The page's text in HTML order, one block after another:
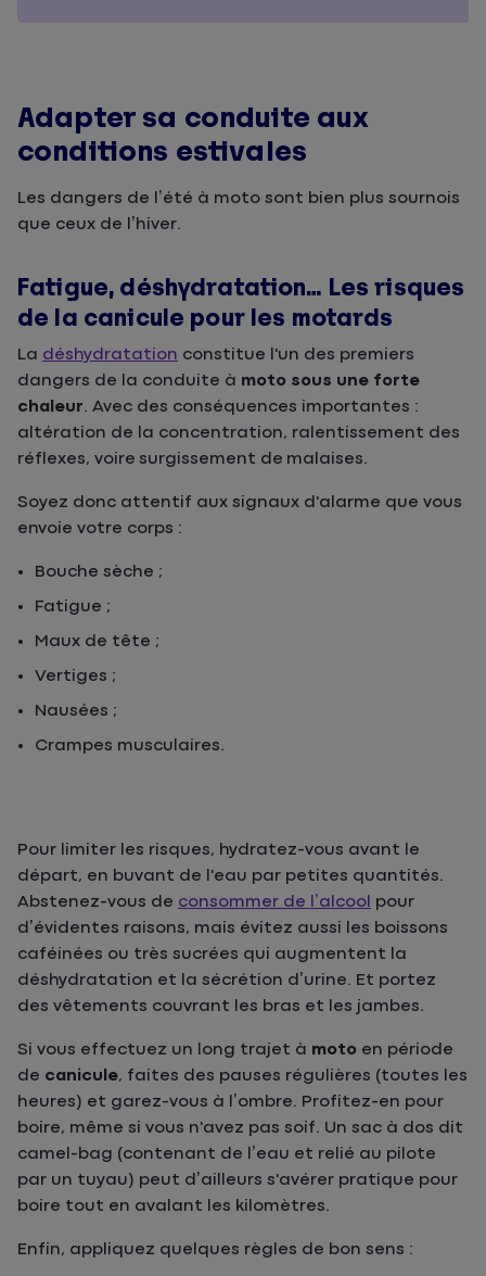
Adapter sa conduite aux
conditions estivales
Les dangers de l’été à moto sont bien plus sournois
que ceux de l’hiver.
Fatigue, déshydratation… Les risques
de la canicule pour les motards
La déshydratation constitue l'un des premiers
dangers de la conduite à moto sous une forte
chaleur. Avec des conséquences importantes :
altération de la concentration, ralentissement des
réflexes, voire surgissement de malaises.
Soyez donc attentif aux signaux d'alarme que vous
envoie votre corps :
Bouche sèche ;
Fatigue ;
Maux de tête ;
Vertiges ;
Nausées ;
Crampes musculaires.
Pour limiter les risques, hydratez-vous avant le
départ, en buvant de l'eau par petites quantités.
Abstenez-vous de consommer de l’alcool pour
d’évidentes raisons, mais évitez aussi les boissons
caféinées ou très sucrées qui augmentent la
déshydratation et la sécrétion d’urine. Et portez
des vêtements couvrant les bras et les jambes.
Si vous effectuez un long trajet à moto en période
de canicule, faites des pauses régulières (toutes les
heures) et garez-vous à l’ombre. Profitez-en pour
boire, même si vous n'avez pas soif. Un sac à dos dit
camel-bag (contenant de l’eau et relié au pilote
par un tuyau) peut d’ailleurs s'avérer pratique pour
boire tout en avalant les kilomètres.
Enfin, appliquez quelques règles de bon sens :